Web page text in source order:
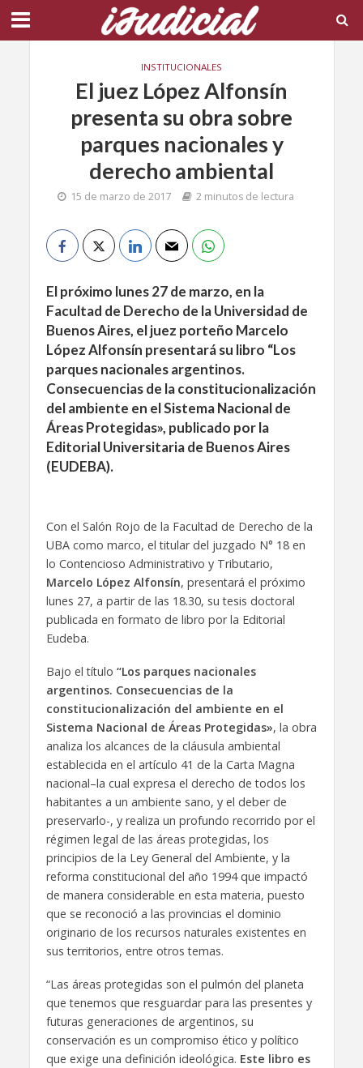
INSTITUCIONALES
El juez López Alfonsín
presenta su obra sobre
parques nacionales y
derecho ambiental
15 de marzo de 2017 2 minutos de lectura
El próximo lunes 27 de marzo, en la
Facultad de Derecho de la Universidad de
Buenos Aires, el juez porteño Marcelo
López Alfonsín presentará su libro “Los
parques nacionales argentinos.
Consecuencias de la constitucionalización
del ambiente en el Sistema Nacional de
Áreas Protegidas», publicado por la
Editorial Universitaria de Buenos Aires
(EUDEBA).
Con el Salón Rojo de la Facultad de Derecho de la
UBA como marco, el titular del juzgado N° 18 en
lo Contencioso Administrativo y Tributario,
Marcelo López Alfonsín, presentará el próximo
lunes 27, a partir de las 18.30, su tesis doctoral
publicada en formato de libro por la Editorial
Eudeba.
Bajo el título “Los parques nacionales
argentinos. Consecuencias de la
constitucionalización del ambiente en el
Sistema Nacional de Áreas Protegidas», la obra
analiza los alcances de la cláusula ambiental
establecida en el artículo 41 de la Carta Magna
nacional–la cual expresa el derecho de todos los
habitantes a un ambiente sano, y el deber de
preservarlo-, y realiza un profundo recorrido por el
régimen legal de las áreas protegidas, los
principios de la Ley General del Ambiente, y la
reforma constitucional del año 1994 que impactó
de manera considerable en esta materia, puesto
que se reconoció a las provincias el dominio
originario de los recursos naturales existentes en
sus territorios, entre otros temas.
“Las áreas protegidas son el pulmón del planeta
que tenemos que resguardar para las presentes y
futuras generaciones de argentinos, su
conservación es un compromiso ético y político
que exige una definición ideológica. Este libro es